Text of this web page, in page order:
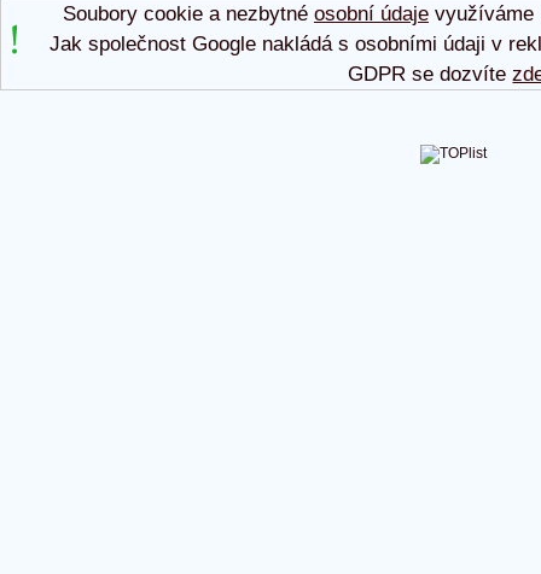
Soubory cookie a nezbytné osobní údajevyužíváme
Jak společnost Google nakládá s osobními údaji v
GDPR se dozvíte